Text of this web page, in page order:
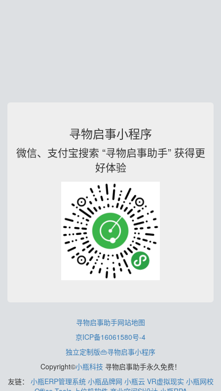
寻物启事小程序
微信、支付宝搜索 “寻物启事助手” 获得更
好体验
寻物启事助手网站地图
京ICP备16061580号-4
独立定制版👜寻物启事小程序
Copyright©小瓶科技 寻物启事助手永久免费！
友链： 小瓶ERP管理系统 小瓶品牌网 小瓶云 VR虚拟现实 小瓶网校